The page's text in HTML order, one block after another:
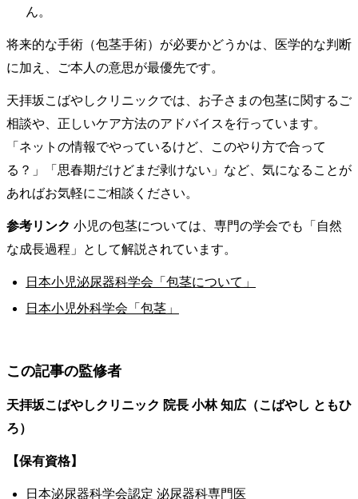
ん。
将来的な手術（包茎手術）が必要かどうかは、医学的な判断
に加え、ご本人の意思が最優先です。
天拝坂こばやしクリニックでは、お子さまの包茎に関するご
相談や、正しいケア方法のアドバイスを行っています。
「ネットの情報でやっているけど、このやり方で合って
る？」「思春期だけどまだ剥けない」など、気になることが
あればお気軽にご相談ください。
参考リンク 小児の包茎については、専門の学会でも「自然
な成長過程」として解説されています。
日本小児泌尿器科学会「包茎について」
日本小児外科学会「包茎」
この記事の監修者
天拝坂こばやしクリニック 院長 小林 知広（こばやし ともひ
ろ）
【保有資格】
日本泌尿器科学会認定 泌尿器科専門医